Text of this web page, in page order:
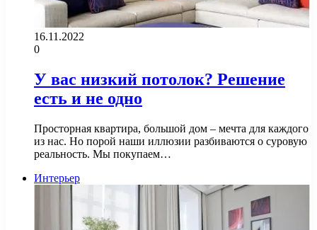
16.11.2022
0
У вас низкий потолок? Решение
есть и не одно
Просторная квартира, большой дом – мечта для каждого
из нас. Но порой наши иллюзии разбиваются о суровую
реальность. Мы покупаем…
Интерьер